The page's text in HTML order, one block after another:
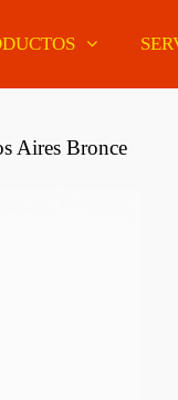
Aires Bronce